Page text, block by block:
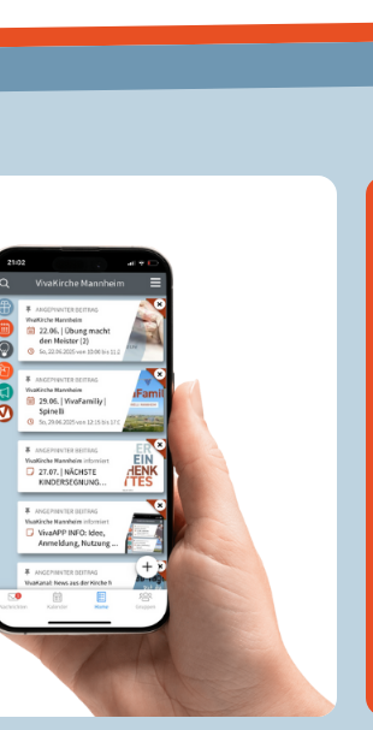
Dienstag, 29. September 2026 **Dauer**:
Oder
du auch bei Boris Traber erfragen.